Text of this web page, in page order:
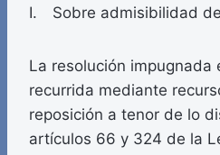
I. Sobre admisibilidad
La resolución impugnada
recurrida mediante
reposición a tenor de lo
artículos 66 y 324 de la